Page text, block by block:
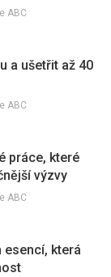
ABC
a ušetřit až 40
ABC
práce, které
výzvy
ABC
esencí, která